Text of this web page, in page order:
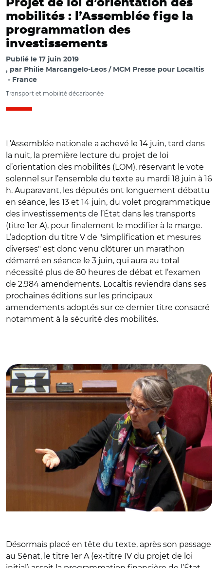
Projet de loi d’orientation des
mobilités : l’Assemblée fige la
programmation des
investissements
Publié le 17 juin 2019
par Philie Marcangelo-Leos / MCM Presse pour Localtis
France
Transport et mobilité décarbonée
L’Assemblée nationale a achevé le 14 juin, tard dans
la nuit, la première lecture du projet de loi
d’orientation des mobilités (LOM), réservant le vote
solennel sur l’ensemble du texte au mardi 18 juin à 16
h. Auparavant, les députés ont longuement débattu
en séance, les 13 et 14 juin, du volet programmatique
des investissements de l’État dans les transports
(titre 1er A), pour finalement le modifier à la marge.
L’adoption du titre V de "simplification et mesures
diverses" est donc venu clôturer un marathon
démarré en séance le 3 juin, qui aura au total
nécessité plus de 80 heures de débat et l’examen
de 2.984 amendements. Localtis reviendra dans ses
prochaines éditions sur les principaux
amendements adoptés sur ce dernier titre consacré
notamment à la sécurité des mobilités.
Désormais placé en tête du texte, après son passage
au Sénat, le titre 1er A (ex-titre IV du projet de loi